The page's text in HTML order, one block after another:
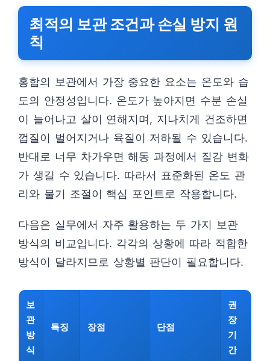
최적의 보관 조건과 손실 방지 원
칙
홍합의 보관에서 가장 중요한 요소는 온도와 습
도의 안정성입니다. 온도가 높아지면 수분 손실
이 늘어나고 살이 연해지며, 지나치게 건조하면
껍질이 벌어지거나 육질이 저하될 수 있습니다.
반대로 너무 차가우면 해동 과정에서 질감 변화
가 생길 수 있습니다. 따라서 표준화된 온도 관
리와 물기 조절이 핵심 포인트로 작용합니다.
다음은 실무에서 자주 활용하는 두 가지 보관
방식의 비교입니다. 각각의 상황에 따라 적합한
방식이 달라지므로 상황별 판단이 필요합니다.
보
관
방
식
특징 장점 단점
권
장
기
간